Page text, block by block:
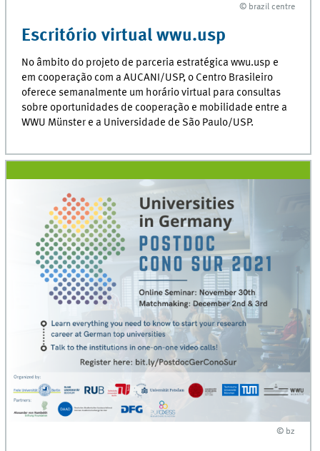
© brazil centre
© brazil centre
Escritório virtual wwu.usp
No âmbito do projeto de parceria estratégica wwu.usp e
em cooperação com a AUCANI/USP, o Centro Brasileiro
oferece semanalmente um horário virtual para consultas
sobre oportunidades de cooperação e mobilidade entre a
WWU Münster e a Universidade de São Paulo/USP.
© bz
© bz